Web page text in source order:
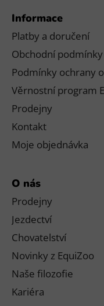
Informace
Platby a doručení
Obchodní
Podmínky ochrany
Věrnostní program
Prodejny
Kontakt
Moje objednávka
O nás
Prodejny
Jezdectví
Chovatelství
Novinky z EquiZoo
Naše filozofie
Kariéra